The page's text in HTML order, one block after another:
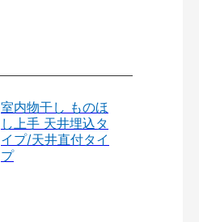
室内物干し ものほ
し上手 天井埋込タ
イプ/天井直付タイ
プ